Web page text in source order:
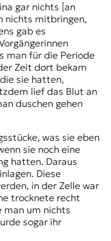
gar nichts [an
nichts mitbringen,
gab es
man für die Periode
Zeit dort bekam
sie hatten,
lief das Blut an
duschen gehen
was sie eben
sie noch eine
hatten. Daraus
Diese
in der Zelle war
trocknete recht
man um nichts
sogar ihr